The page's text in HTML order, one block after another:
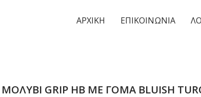
ΑΡΧΙΚΉ ΕΠΙΚΟΙΝΩΝΊΑ
ΜΟΛΥΒΙ GRIP HB ΜΕ ΓΟΜΑ BLUISH